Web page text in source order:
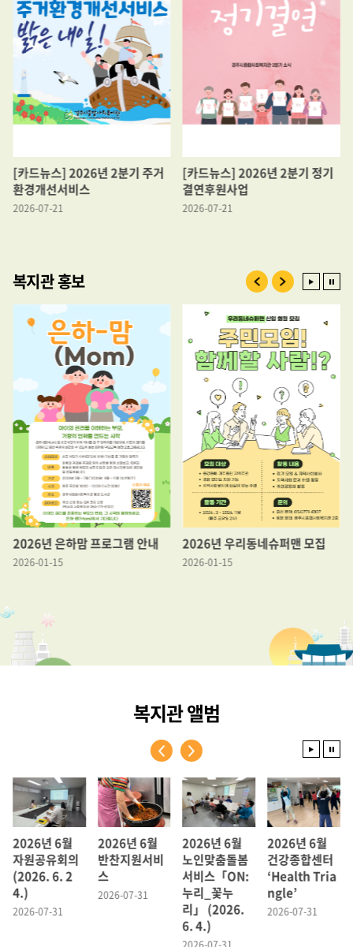
[카드뉴스] 2026년 2분기 주거
환경개선서비스
2026-07-21
[카드뉴스] 2026년 2분기 정기
결연후원사업
2026-07-21
복지관 홍보
2026년 은하맘 프로그램 안내
2026-01-15
2026년 우리동네슈퍼맨 모집
2026-01-15
복지관 앨범
2026년 6월
자원공유회의
(2026. 6. 2
4.)
2026-07-31
2026년 6월
반찬지원서비
스
2026-07-31
2026년 6월
노인맞춤돌봄
서비스「ON:
누리_꽃누
리」 (2026.
6. 4.)
2026년 6월
건강종합센터
‘Health Tria
ngle’
2026-07-31